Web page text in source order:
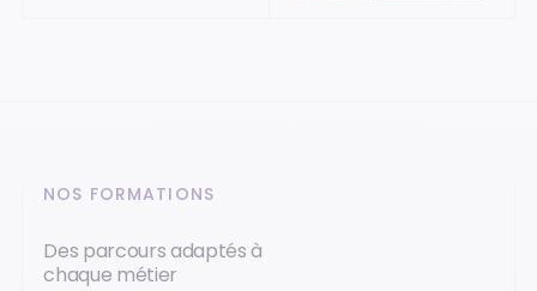
NOS FORMATIONS
Des parcours adaptés à
chaque métier